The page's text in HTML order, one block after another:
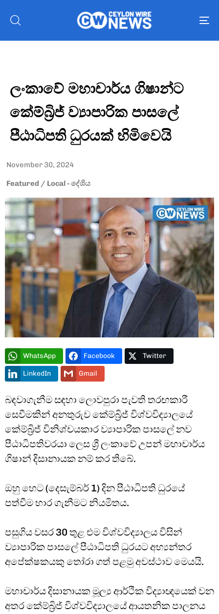
Type and hit enter
ලංකාවේ මහාචාර්ය ගිෂාන්ට
කේම්බ්‍රිජ් ව්‍යාපාරික පාසලේ
පීඨාධිපති ධුරයක් හිමිවෙයි
November 30, 2024
Featured / Local - දේශිය
WhatsApp Facebook Twitter
LinkedIn Gmail
බඳවාගැනීම සඳහා ලොවපුරා පැවති තරඟකාරී
සෙවීමකින් අනතුරුව කේම්බ්‍රිජ් විශ්වවිද්‍යාලයේ
කේම්බ්‍රිජ් විනිශ්චයකාර ව්‍යාපාරික පාසලේ නව
පීඨාධිපතිවරයා ලෙස ශ්‍රී ලංකාවේ උපන් මහාචාර්ය
ගිෂාන් දිසානායක නම් කර තිබේ.
ඔහු හෙට (දෙසැම්බර් 1) දින පීඨාධිපති ධුරයේ
පත්වීම භාර ගැනීමට නියමිතය.
පසුගිය වසර 30 තුළ එම විශ්වවිද්‍යාලය විසින්
ව්‍යාපාරික පාසලේ පීඨාධිපති ධුරයට අභ්‍යන්තර
අපේක්ෂකයකු තෝරා ගත් පළමු අවස්ථාව මෙයයි.
මහාචාර්ය දිසානායක මූල්‍ය ආර්ථික විද්‍යාඥයෙක් වන
අතර කේම්බ්‍රිජ් විශ්වවිද්‍යාලයේ ආයතනික පාලනය